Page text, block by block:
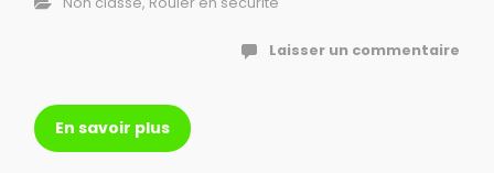
Laisser un commentaire
En savoir plus